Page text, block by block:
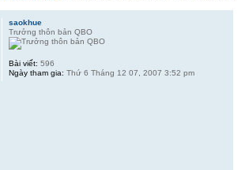
saokhue
Trưởng thôn bản QBO
Bài viết: 596
Ngày tham gia: Thứ 6 Tháng 12 07, 2007 3:52 pm